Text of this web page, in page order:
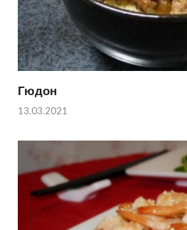
Гюдон
13.03.2021